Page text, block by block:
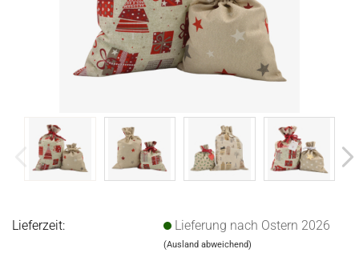
Lieferzeit: Lieferung nach Ostern 2026
(Ausland abweichend)